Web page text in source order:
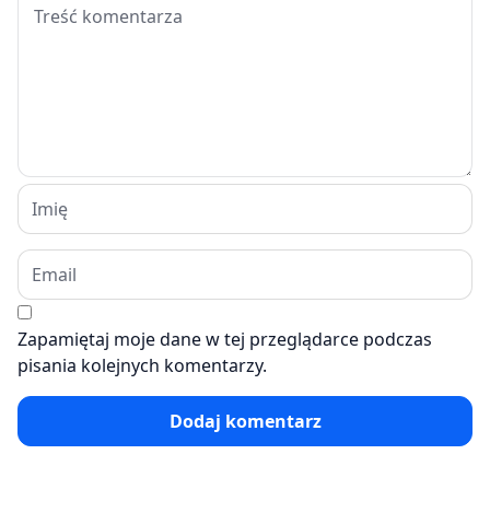
Zapamiętaj moje dane w tej przeglądarce podczas
pisania kolejnych komentarzy.
Dodaj komentarz